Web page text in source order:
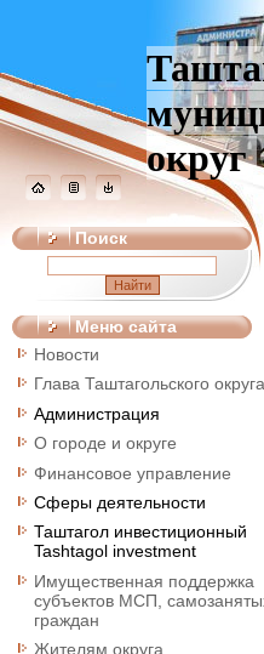
округ
Поиск
Меню сайта
Новости
Глава Таштагольского округа
Администрация
О городе и округе
Финансовое управление
Сферы деятельности
Таштагол инвестиционный
Tashtagol investment
Имущественная поддержка
субъектов МСП,
граждан
Жителям округа